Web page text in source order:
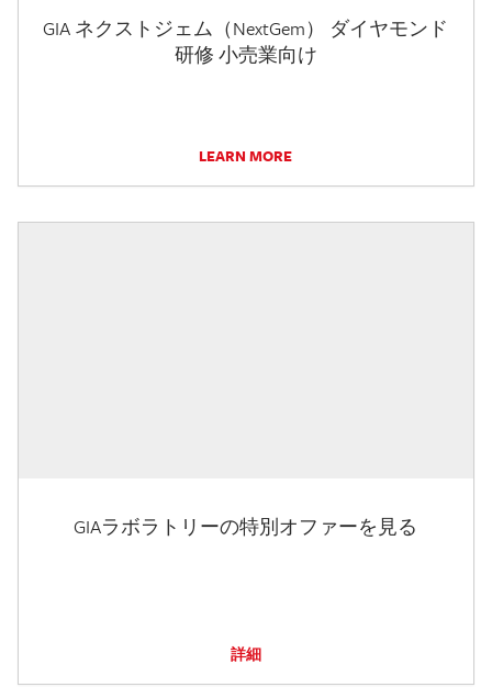
GIA ネクストジェム（NextGem） ダイヤモンド
研修 小売業向け
LEARN MORE
GIAラボラトリーの特別オファーを見る
詳細